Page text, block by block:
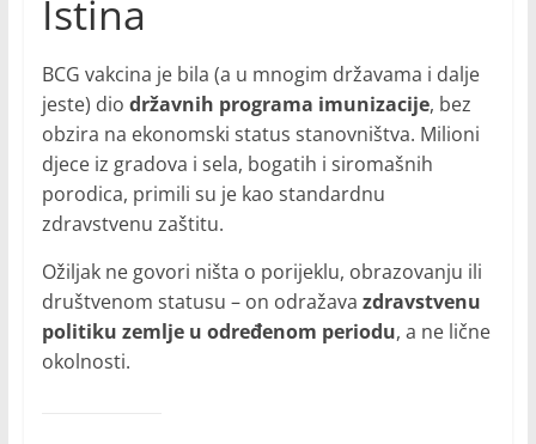
Istina
BCG vakcina je bila (a u mnogim državama i dalje
jeste) dio državnih programa imunizacije, bez
obzira na ekonomski status stanovništva. Milioni
djece iz gradova i sela, bogatih i siromašnih
porodica, primili su je kao standardnu
zdravstvenu zaštitu.
Ožiljak ne govori ništa o porijeklu, obrazovanju ili
društvenom statusu – on odražava zdravstvenu
politiku zemlje u određenom periodu, a ne lične
okolnosti.